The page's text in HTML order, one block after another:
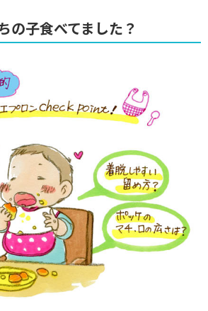
の子食べてました？